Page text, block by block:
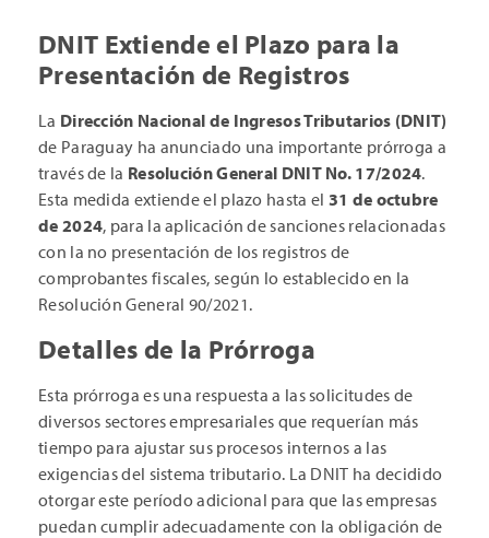
DNIT Extiende el Plazo para la
Presentación de Registros
La Dirección Nacional de Ingresos Tributarios (DNIT)
de Paraguay ha anunciado una importante prórroga a
través de la Resolución General DNIT No. 17/2024.
Esta medida extiende el plazo hasta el 31 de octubre
de 2024, para la aplicación de sanciones relacionadas
con la no presentación de los registros de
comprobantes fiscales, según lo establecido en la
Resolución General 90/2021.
Detalles de la Prórroga
Esta prórroga es una respuesta a las solicitudes de
diversos sectores empresariales que requerían más
tiempo para ajustar sus procesos internos a las
exigencias del sistema tributario. La DNIT ha decidido
otorgar este período adicional para que las empresas
puedan cumplir adecuadamente con la obligación de